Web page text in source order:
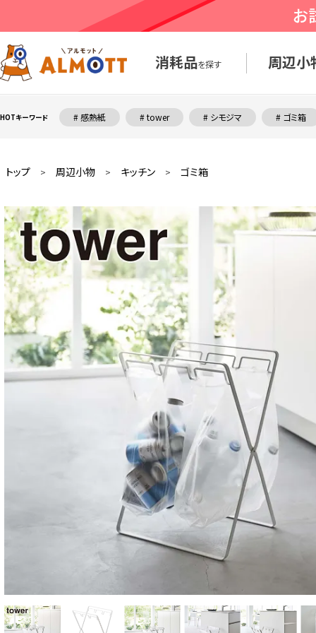
消耗品を探す 周辺小
HOTキーワード # 感熱紙 # tower # シモジマ # ゴミ箱
トップ > 周辺小物 > キッチン > ゴミ箱